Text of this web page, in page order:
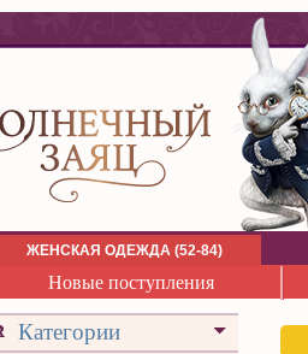
ЖЕНСКАЯ ОДЕЖДА (52-84)
Новые поступления
Категории